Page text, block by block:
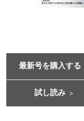
最新号を購入する
試し読み